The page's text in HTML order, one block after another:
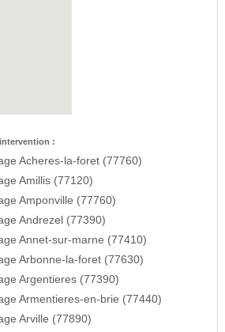
:
Acheres-la-foret (77760)
Amillis (77120)
Amponville (77760)
Andrezel (77390)
Annet-sur-marne (77410)
Arbonne-la-foret (77630)
Argentieres (77390)
Armentieres-en-brie (77440)
Arville (77890)